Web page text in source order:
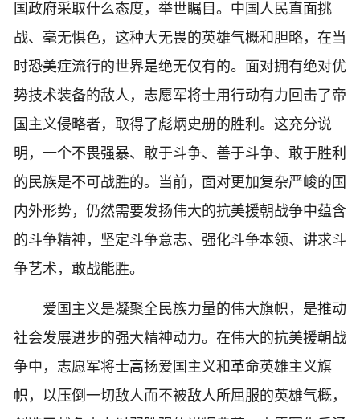
国政府采取什么态度，举世瞩目。中国人民直面挑
战、毫无惧色，这种大无畏的英雄气概和胆略，在当
时恐美症流行的世界是绝无仅有的。面对拥有绝对优
势技术装备的敌人，志愿军将士用行动有力回击了帝
国主义侵略者，取得了彪炳史册的胜利。这充分说
明，一个不畏强暴、敢于斗争、善于斗争、敢于胜利
的民族是不可战胜的。当前，面对更加复杂严峻的国
内外形势，仍然需要发扬伟大的抗美援朝战争中蕴含
的斗争精神，坚定斗争意志、强化斗争本领、讲求斗
争艺术，敢战能胜。
爱国主义是凝聚全民族力量的伟大旗帜，是推动
社会发展进步的强大精神动力。在伟大的抗美援朝战
争中，志愿军将士高扬爱国主义和革命英雄主义旗
帜，以压倒一切敌人而不被敌人所屈服的英雄气概，